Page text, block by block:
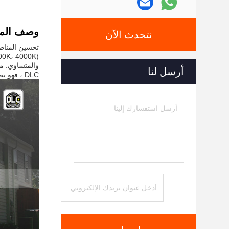
نتحدث الآن
أرسل لنا
وصف
DLC ، فهو يضمن الجودة والمتانة مع تصنيف IP65 ضد الماء